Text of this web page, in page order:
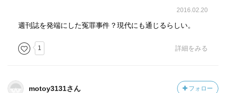
原山の後任として球磨子の弁護をする国選弁護士。
説。
2016.02.20
週刊誌を発端にした冤罪事件？現代にも通じるらしい。
1 詳細をみる
motoy3131さん フォロー